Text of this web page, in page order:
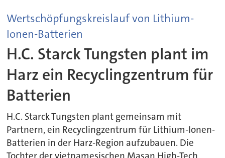
Wertschöpfungskreislauf von Lithium-
Ionen-Batterien
H.C. Starck Tungsten plant im
Harz ein Recyclingzentrum für
Batterien
H.C. Starck Tungsten plant gemeinsam mit
Partnern, ein Recyclingzentrum für Lithium-Ionen-
Batterien in der Harz-Region aufzubauen. Die